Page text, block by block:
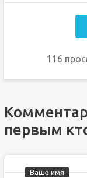
116
первым
Ваше имя